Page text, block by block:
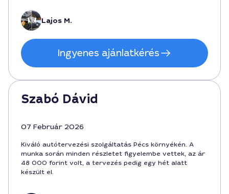
Lajos M.
Ingyenes ajánlatkérés
Szabó Dávid
07 Február 2026
Kiváló autótervezési szolgáltatás Pécs környékén. A
munka során minden részletet figyelembe vettek, az ár
48 000 forint volt, a tervezés pedig egy hét alatt
készült el.